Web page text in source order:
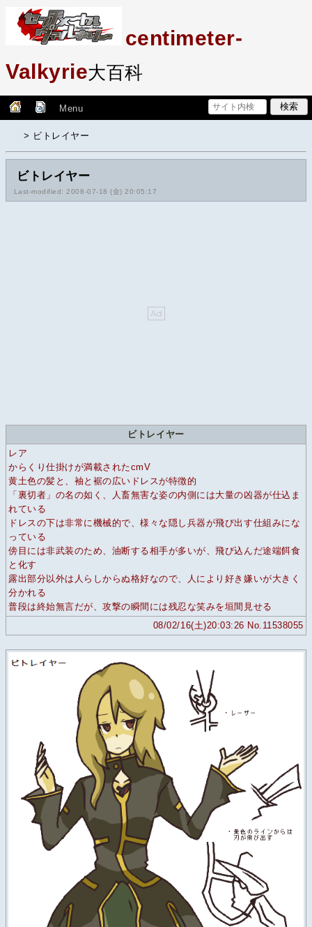
centimeter-
Valkyrie大百科
Menu
> ビトレイヤー
ビトレイヤー
Last-modified: 2008-07-18 (金) 20:05:17
ビトレイヤー
レア
からくり仕掛けが満載されたcmV
黄土色の髪と、袖と裾の広いドレスが特徴的
「裏切者」の名の如く、人畜無害な姿の内側には大量の凶器が仕込ま
れている
ドレスの下は非常に機械的で、様々な隠し兵器が飛び出す仕組みにな
っている
傍目には非武装のため、油断する相手が多いが、飛び込んだ途端餌食
と化す
露出部分以外は人らしからぬ格好なので、人により好き嫌いが大きく
分かれる
普段は終始無言だが、攻撃の瞬間には残忍な笑みを垣間見せる
08/02/16(土)20:03:26 No.11538055